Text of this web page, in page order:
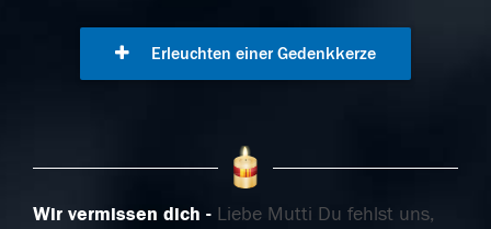
Erleuchten einer Gedenkkerze
Wir vermissen dich
Liebe Mutti Du fehlst uns,